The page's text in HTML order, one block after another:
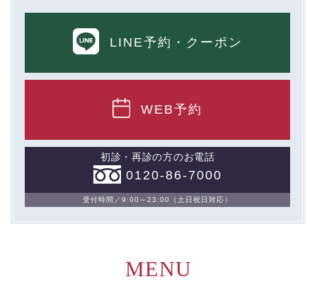
LINE予約 ・クーポン
WEB予約
初診・再診の方のお電話
0120-86-7000
受付時間／9:00～23:00（土日祝日対応）
MENU